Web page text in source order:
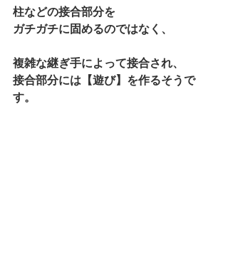
柱などの接合部分を
ガチガチに固めるのではなく、
複雑な継ぎ手によって接合され、
接合部分には【遊び】を作るそうで
す。